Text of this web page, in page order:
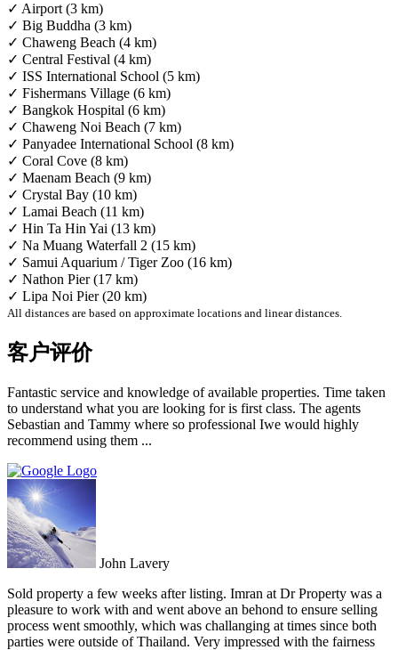
✓ Airport (3 km)
✓ Big Buddha (3 km)
✓ Chaweng Beach (4 km)
✓ Central Festival (4 km)
✓ ISS International School (5 km)
✓ Fishermans Village (6 km)
✓ Bangkok Hospital (6 km)
✓ Chaweng Noi Beach (7 km)
✓ Panyadee International School (8 km)
✓ Coral Cove (8 km)
✓ Maenam Beach (9 km)
✓ Crystal Bay (10 km)
✓ Lamai Beach (11 km)
✓ Hin Ta Hin Yai (13 km)
✓ Na Muang Waterfall 2 (15 km)
✓ Samui Aquarium / Tiger Zoo (16 km)
✓ Nathon Pier (17 km)
✓ Lipa Noi Pier (20 km)
All distances are based on approximate locations and linear distances.
客户评价
Fantastic service and knowledge of available properties. Time taken
to understand what you are looking for is first class. The agents
Sebastian and Tammy where so professional Iwe would highly
recommend using them ...
John Lavery
Sold property a few weeks after listing. Imran at Dr Property was a
pleasure to work with and went above an behond to ensure selling
process went smoothly, which was challanging at times since both
parties were outside of Thailand. Very impressed with the fairness